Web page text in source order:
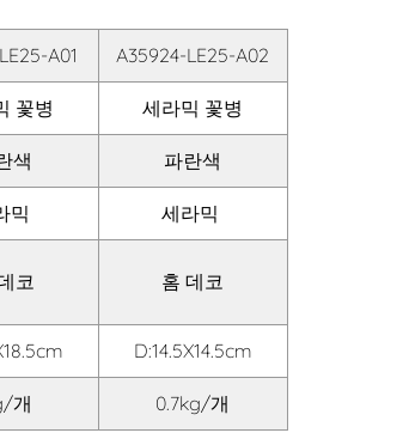
A01 A35924-LE25-A02
꽃병 세라믹 꽃병
색 파란색
믹 세라믹
코 홈 데코
D:14.5X14.5cm
개 0.7kg/개